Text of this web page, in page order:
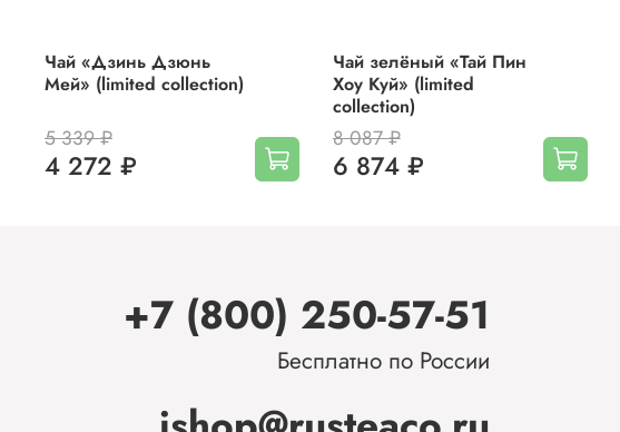
Чай «Дзинь Дзюнь
Мей» (limited collection)
5 339 ₽
4 272 ₽
Чай зелёный «Тай Пин
Хоу Куй» (limited
collection)
8 087 ₽
6 874 ₽
+7 (800) 250-57-51
Бесплатно по России